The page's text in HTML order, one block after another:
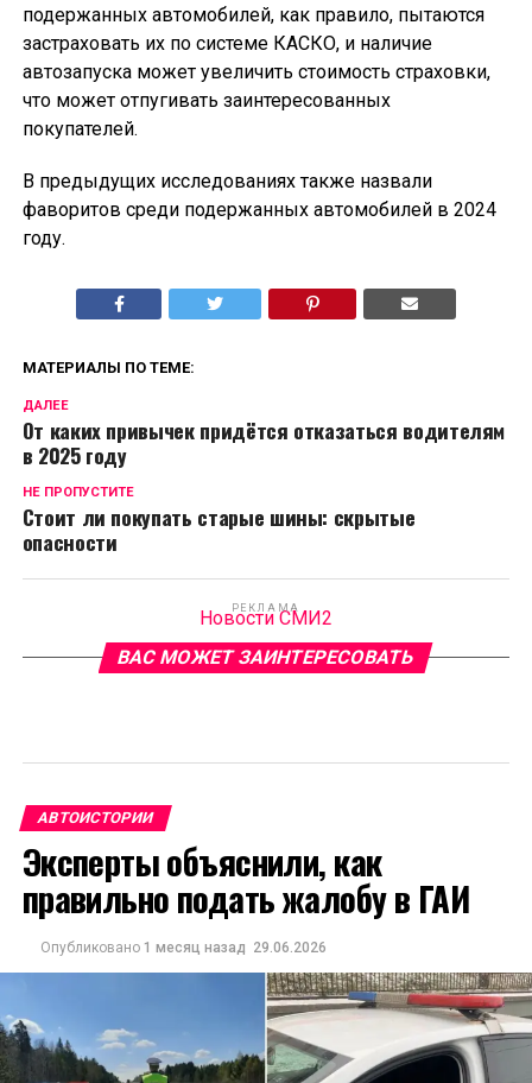
подержанных автомобилей, как правило, пытаются
застраховать их по системе КАСКО, и наличие
автозапуска может увеличить стоимость страховки,
что может отпугивать заинтересованных
покупателей.
В предыдущих исследованиях также назвали
фаворитов среди подержанных автомобилей в 2024
году.
МАТЕРИАЛЫ ПО ТЕМЕ:
ДАЛЕЕ
От каких привычек придётся отказаться водителям
в 2025 году
НЕ ПРОПУСТИТЕ
Стоит ли покупать старые шины: скрытые
опасности
РЕКЛАМА
Новости СМИ2
ВАС МОЖЕТ ЗАИНТЕРЕСОВАТЬ
АВТОИСТОРИИ
Эксперты объяснили, как
правильно подать жалобу в ГАИ
Опубликовано 1 месяц назад 29.06.2026